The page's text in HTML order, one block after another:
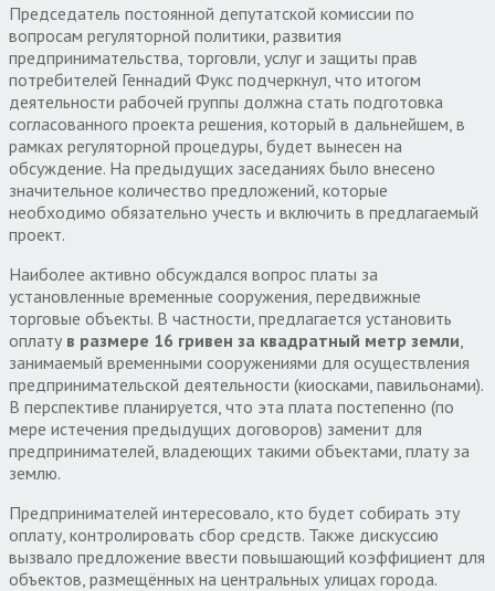
Председатель постоянной депутатской комиссии по
вопросам регуляторной политики, развития
предпринимательства, торговли, услуг и защиты прав
потребителей Геннадий Фукс подчеркнул, что итогом
деятельности рабочей группы должна стать подготовка
согласованного проекта решения, который в дальнейшем, в
рамках регуляторной процедуры, будет вынесен на
обсуждение. На предыдущих заседаниях было внесено
значительное количество предложений, которые
необходимо обязательно учесть и включить в предлагаемый
проект.
Наиболее активно обсуждался вопрос платы за
установленные временные сооружения, передвижные
торговые объекты. В частности, предлагается установить
оплату в размере 16 гривен за квадратный метр земли
занимаемый временными сооружениями для осуществления
предпринимательской деятельности (киосками, павильонами).
В перспективе планируется, что эта плата постепенно (по
мере истечения предыдущих договоров) заменит для
предпринимателей, владеющих такими объектами, плату за
землю.
Предпринимателей интересовало, кто будет собирать эту
оплату, контролировать сбор средств. Также дискуссию
вызвало предложение ввести повышающий коэффициент для
объектов, размещённых на центральных улицах города.